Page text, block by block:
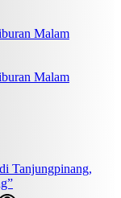
Malam
Tanjungpinang,